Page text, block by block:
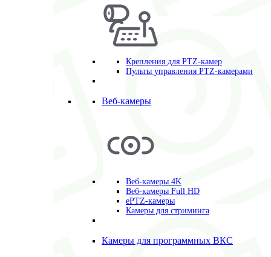
Крепления для PTZ-камер
Пульты управления PTZ-камерами
Веб-камеры
Веб-камеры 4K
Веб-камеры Full HD
ePTZ-камеры
Камеры для стриминга
Камеры для программных ВКС